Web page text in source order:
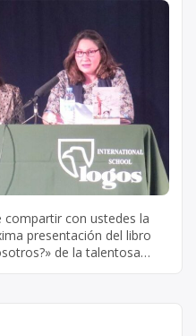
con ustedes la
presentación del libro
de la talentosa